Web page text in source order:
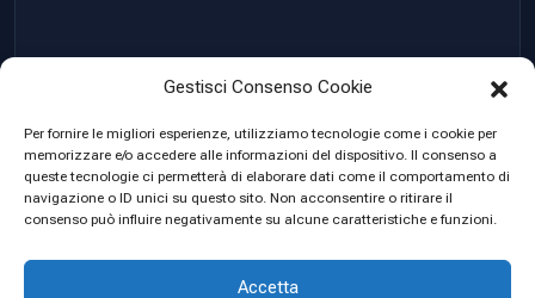
Gestisci Consenso Cookie
Per fornire le migliori esperienze, utilizziamo tecnologie come i cookie per
memorizzare e/o accedere alle informazioni del dispositivo. Il consenso a
queste tecnologie ci permetterà di elaborare dati come il comportamento di
navigazione o ID unici su questo sito. Non acconsentire o ritirare il
consenso può influire negativamente su alcune caratteristiche e funzioni.
Accetta
© 2023 Created byLeonardo Patrignani P. Iva